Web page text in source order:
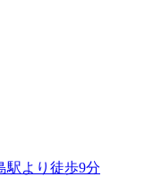
駅より徒歩9分